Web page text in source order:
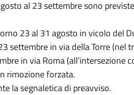
al 23 settembre sono
23 al 31 agosto in vicolo del
settembre in via della Torre
in via Roma (all’intersezione
rimozione forzata.
la segnaletica di preavviso.